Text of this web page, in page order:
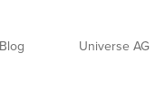
Blog Universe AG